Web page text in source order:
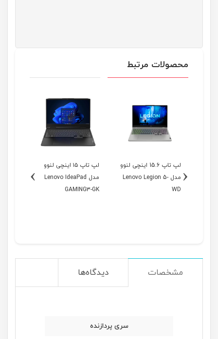
محصولات مرتبط
لپ تاپ 15.6 اینچی لنوو
مدل Lenovo Legion 5-
WD
لپ تاپ ۱۵ اینچی لنوو
مدل Lenovo IdeaPad
GAMING3-GK
‹
›
مشخصات دیدگاه‌ها
سری پردازنده